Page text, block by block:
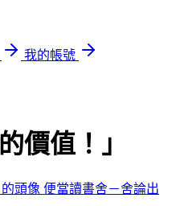
我的帳號
價值！」
便當讀書舍－舍論出